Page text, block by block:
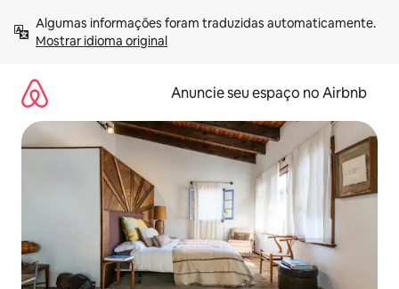
para
Mostrar idioma original
Anuncie seu espaço no Airbnb